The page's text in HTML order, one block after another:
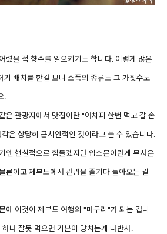
렸을 적 향수를 일으키기도 합니다. 이렇게 많은
기 배치를 한걸 보니 소품의 종류도 그 가짓수도
.
은 관광지에서 맛집이란 "어차피 한번 먹고 갈 손
은 상당히 근시안적인 것이라고 볼 수 있습니다.
엔 현실적으로 힘들겠지만 입소문이란게 무서운
론이고 제부도에서 관광을 즐기다 돌아오는 길
에 이것이 제부도 여행의 "마무리"가 되는 겁니
하나 잘못 먹으면 기분이 망치는게 다반사.